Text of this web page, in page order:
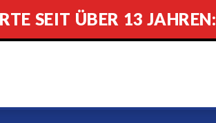
SEIT ÜBER 13 JAHREN: